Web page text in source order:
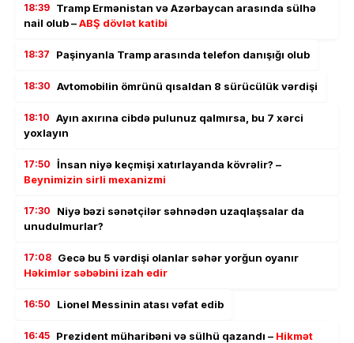
18:39 Tramp Ermənistan və Azərbaycan arasında sülhə
nail olub –ABŞ dövlət katibi
18:37 Paşinyanla Tramp arasında telefon danışığı olub
18:30 Avtomobilin ömrünü qısaldan 8 sürücülük vərdişi
18:10 Ayın axırına cibdə pulunuz qalmırsa, bu 7 xərci
yoxlayın
17:50 İnsan niyə keçmişi xatırlayanda kövrəlir? –
Beynimizin sirli mexanizmi
17:30
Niyə bəzi sənətçilər səhnədən uzaqlaşsalar da
unudulmurlar?
17:08 Gecə bu 5 vərdişi olanlar səhər yorğun oyanır
Həkimlər səbəbini izah edir
16:50 Lionel Messinin atası vəfat edib
16:45 Prezident müharibəni və sülhü qazandı – Hikmət